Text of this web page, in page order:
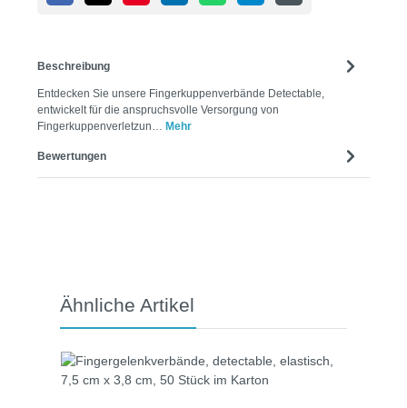
Beschreibung
Entdecken Sie unsere Fingerkuppenverbände Detectable,
entwickelt für die anspruchsvolle Versorgung von
Fingerkuppenverletzun… Mehr
Bewertungen
Produktgalerie überspringen
Ähnliche Artikel